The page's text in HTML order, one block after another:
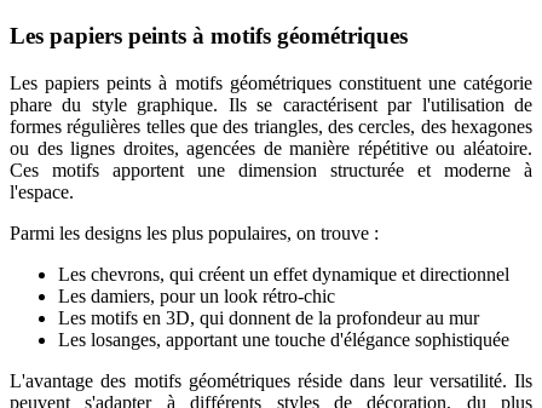
Les papiers peints à motifs géométriques
Les papiers peints à motifs géométriques constituent une catégorie
phare du style graphique. Ils se caractérisent par l'utilisation de
formes régulières telles que des triangles, des cercles, des hexagones
ou des lignes droites, agencées de manière répétitive ou aléatoire.
Ces motifs apportent une dimension structurée et moderne à
l'espace.
Parmi les designs les plus populaires, on trouve :
Les chevrons, qui créent un effet dynamique et directionnel
Les damiers, pour un look rétro-chic
Les motifs en 3D, qui donnent de la profondeur au mur
Les losanges, apportant une touche d'élégance sophistiquée
L'avantage des motifs géométriques réside dans leur versatilité. Ils
peuvent s'adapter à différents styles de décoration, du plus